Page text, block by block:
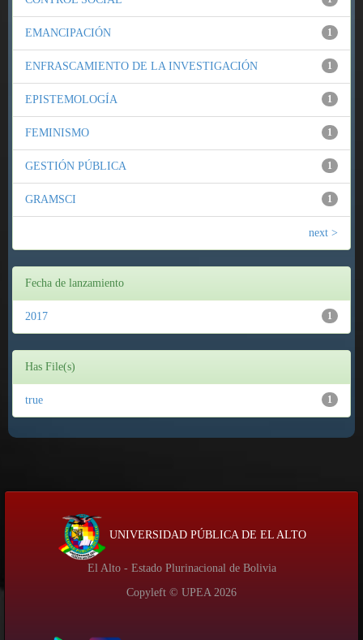
1
EMANCIPACIÓN
1
ENFRASCAMIENTO DE LA INVESTIGACIÓN
1
EPISTEMOLOGÍA
1
FEMINISMO
1
GESTIÓN PÚBLICA
1
GRAMSCI
next >
Fecha de lanzamiento
1
2017
Has File(s)
1
true
UNIVERSIDAD PÚBLICA DE EL ALTO
El Alto - Estado Plurinacional de Bolivia
Copyleft © UPEA 2026